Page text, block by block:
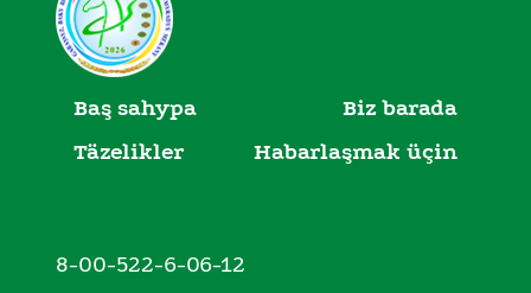
Baş sahypa
Biz barada
Täzelikler
Habarlaşmak üçin
8-00-522-6-06-12